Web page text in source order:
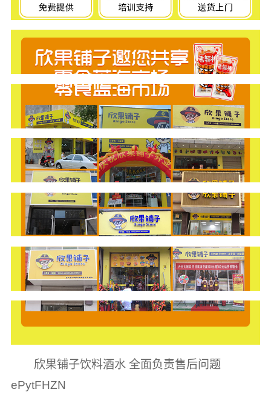
欣果铺子饮料酒水 全面负责售后问题
ePytFHZN